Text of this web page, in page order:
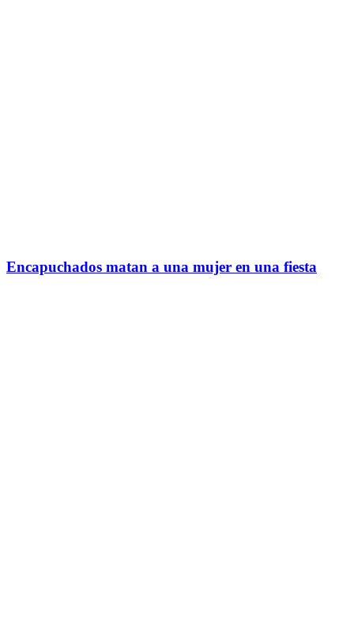
Encapuchados matan a una mujer en una fiesta